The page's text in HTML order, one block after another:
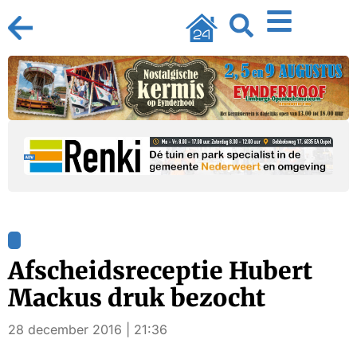
Afscheidsreceptie Hubert
Mackus druk bezocht
28 december 2016 | 21:36